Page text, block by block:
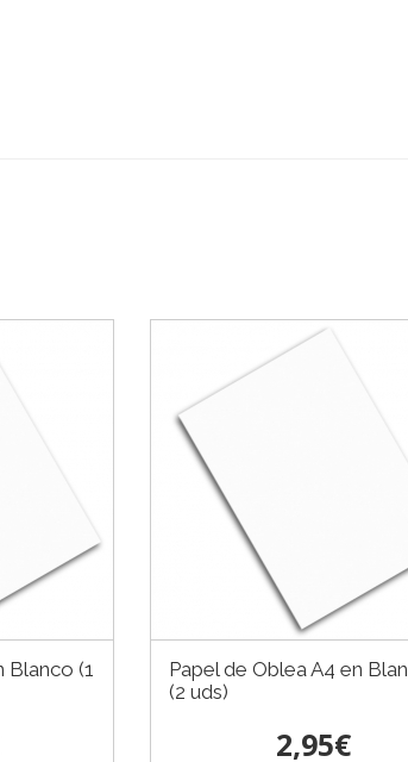
Blanco (1
Papel de Oblea A4 en
(2 uds)
2,95€